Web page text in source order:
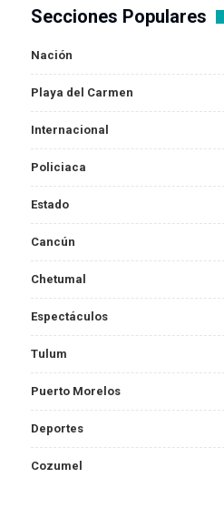
Secciones Populares
Nación
Playa del Carmen
Internacional
Policiaca
Estado
Cancún
Chetumal
Espectáculos
Tulum
Puerto Morelos
Deportes
Cozumel